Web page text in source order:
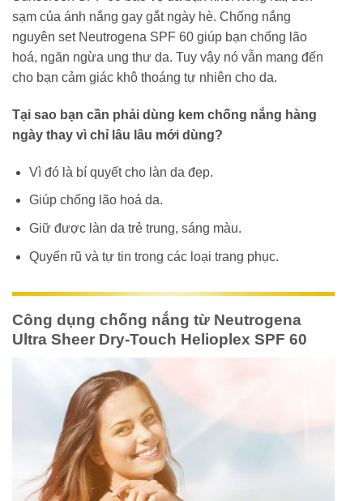
sạm của ánh nắng gay gắt ngày hè. Chống nắng
nguyên set Neutrogena SPF 60 giúp bạn chống lão
hoá, ngăn ngừa ung thư da. Tuy vậy nó vẫn mang đến
cho bạn cảm giác khô thoáng tự nhiên cho da.
Tại sao bạn cần phải dùng kem chống nắng hàng
ngày thay vì chỉ lâu lâu mới dùng?
Vì đó là bí quyết cho làn da đẹp.
Giúp chống lão hoá da.
Giữ được làn da trẻ trung, sáng màu.
Quyến rũ và tự tin trong các loại trang phục.
Công dụng chống nắng từ Neutrogena
Ultra Sheer Dry-Touch Helioplex SPF 60